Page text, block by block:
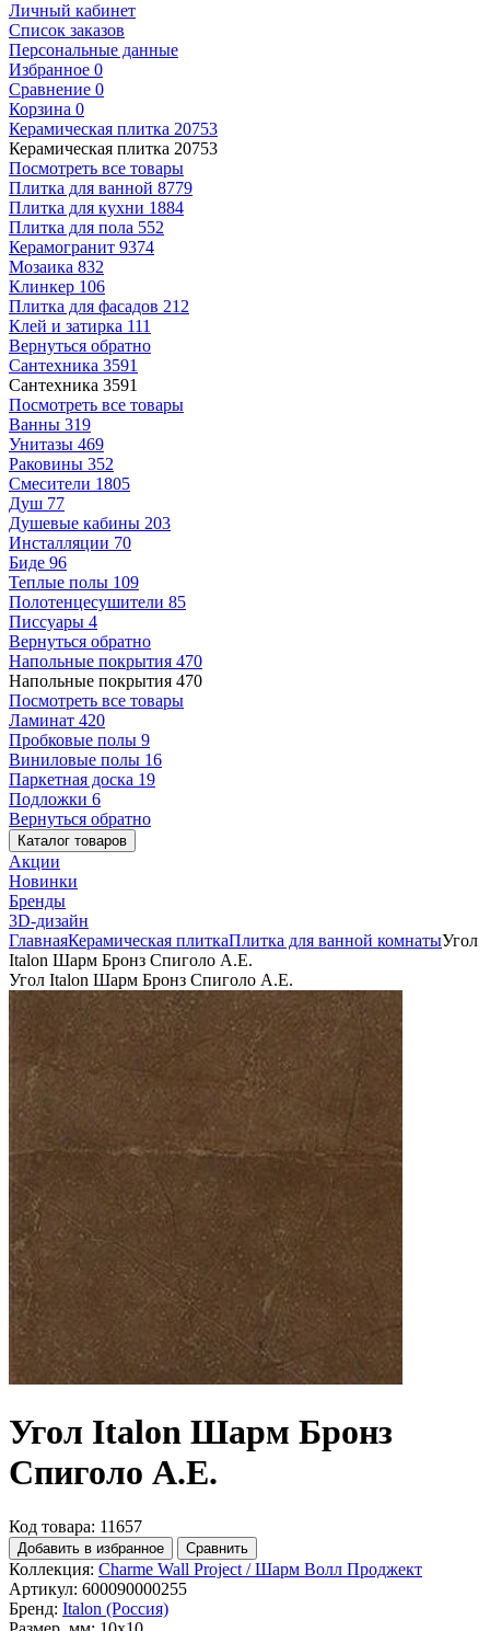
Личный кабинет
Список заказов
Персональные данные
Избранное 0
Сравнение 0
Корзина 0
Керамическая плитка 20753
Керамическая плитка 20753
Посмотреть все товары
Плитка для ванной 8779
Плитка для кухни 1884
Плитка для пола 552
Керамогранит 9374
Мозаика 832
Клинкер 106
Плитка для фасадов 212
Клей и затирка 111
Вернуться обратно
Сантехника 3591
Сантехника 3591
Посмотреть все товары
Ванны 319
Унитазы 469
Раковины 352
Смесители 1805
Душ 77
Душевые кабины 203
Инсталляции 70
Биде 96
Теплые полы 109
Полотенцесушители 85
Писсуары 4
Вернуться обратно
Напольные покрытия 470
Напольные покрытия 470
Посмотреть все товары
Ламинат 420
Пробковые полы 9
Виниловые полы 16
Паркетная доска 19
Подложки 6
Вернуться обратно
Каталог товаров
Акции
Новинки
Бренды
3D-дизайн
ГлавнаяКерамическая плиткаПлитка для ванной комнатыУгол
Italon Шарм Бронз Спиголо А.Е.
Угол Italon Шарм Бронз Спиголо А.Е.
Угол Italon Шарм Бронз
Спиголо А.Е.
Код товара: 11657
Добавить в избранное Сравнить
Коллекция: Charme Wall Project / Шарм Волл Проджект
Артикул: 600090000255
Бренд: Italon (Россия)